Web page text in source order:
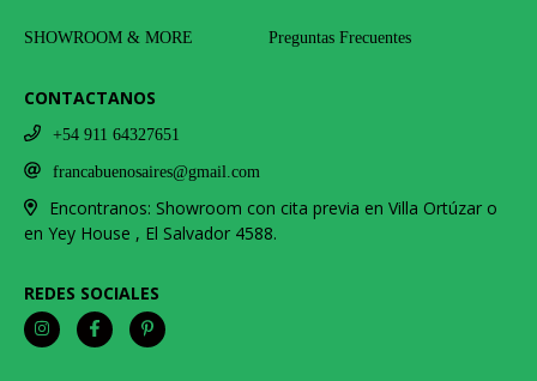
SHOWROOM & MORE Preguntas Frecuentes
CONTACTANOS
+54 911 64327651
francabuenosaires@gmail.com
Encontranos: Showroom con cita previa en Villa Ortúzar o
en Yey House , El Salvador 4588.
REDES SOCIALES